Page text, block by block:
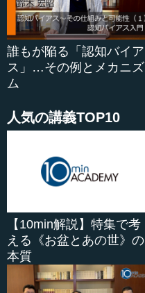
誰もが陥る「認知バイア
ス」…その例とメカニズ
ム
人気の講義TOP10
【10min解説】特集で考
える《お盆とあの世》の
本質